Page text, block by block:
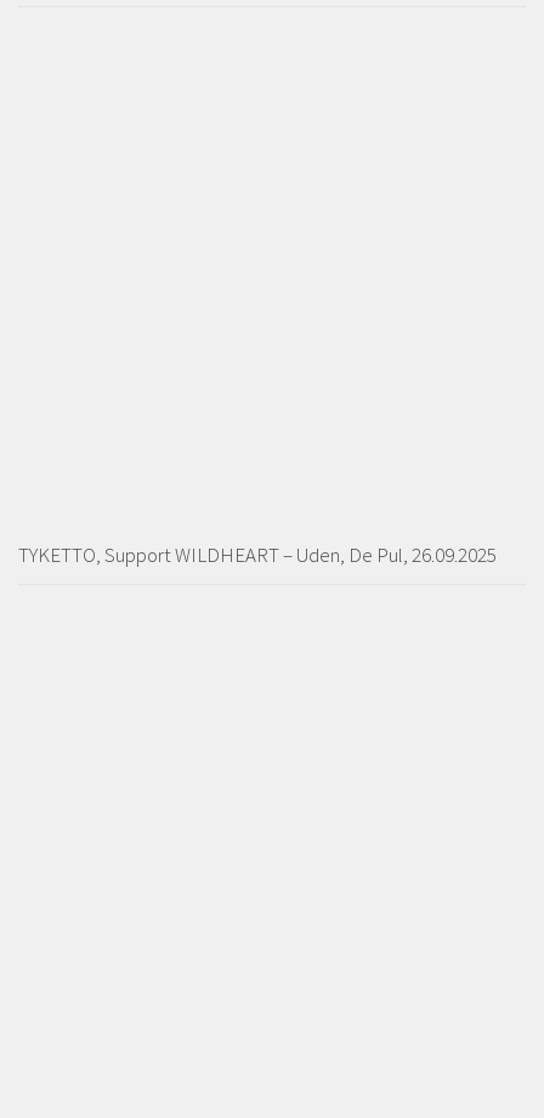
TYKETTO, Support WILDHEART – Uden, De Pul, 26.09.2025